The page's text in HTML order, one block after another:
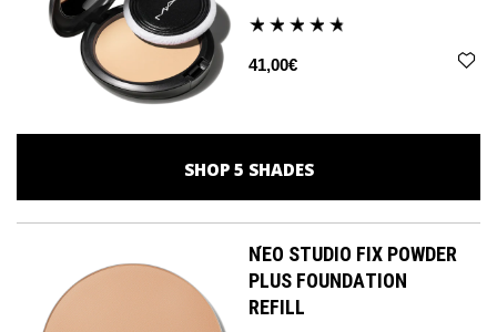
41,00€
SHOP 5 SHADES
ΝΈΟ STUDIO FIX POWDER
PLUS FOUNDATION
REFILL